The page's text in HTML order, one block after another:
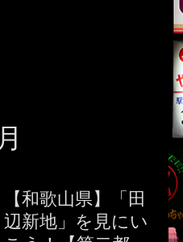
【和歌山県】「田
辺新地」を見にい